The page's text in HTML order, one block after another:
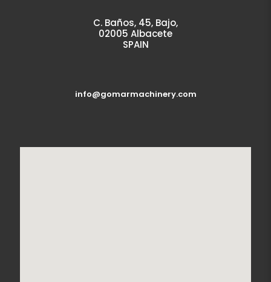
C. Baños, 45, Bajo,
02005 Albacete
SPAIN
info@gomarmachinery.com